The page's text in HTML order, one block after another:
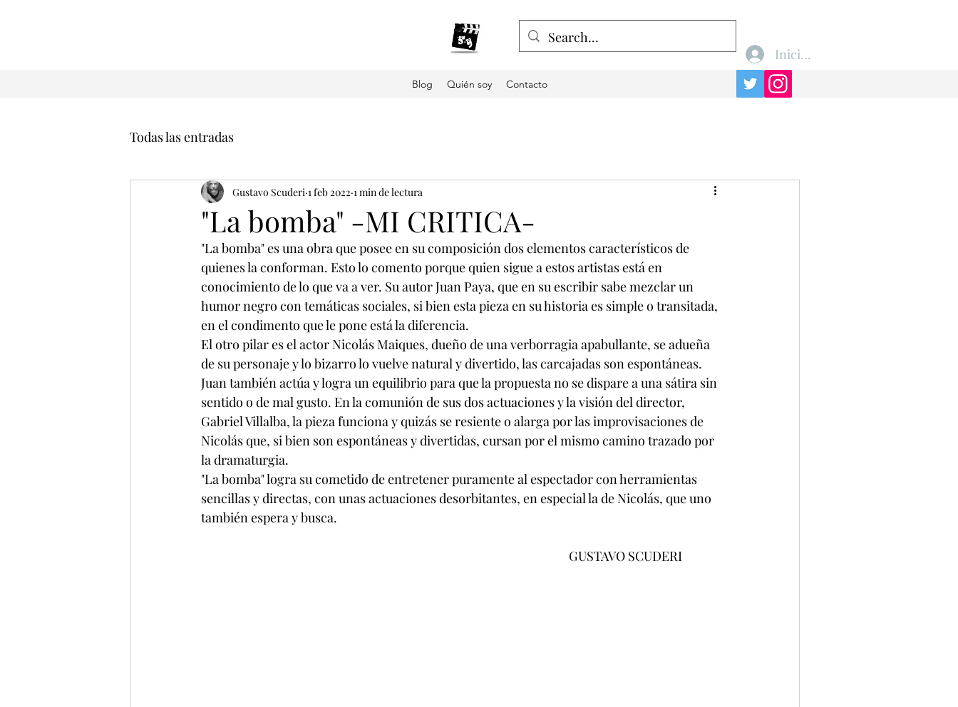
Blog Quién soy Contacto
Iniciar sesión
Todas las entradas
"La bomba" -MI CRITICA-
Gustavo Scuderi 1 feb 2022 1 min de lectura
"La bomba" es una obra que posee en su composición dos elementos característicos de
quienes la conforman. Esto lo comento porque quien sigue a estos artistas está en
conocimiento de lo que va a ver. Su autor Juan Paya, que en su escribir sabe mezclar un
humor negro con temáticas sociales, si bien esta pieza en su historia es simple o transitada,
en el condimento que le pone está la diferencia.
El otro pilar es el actor Nicolás Maiques, dueño de una verborragia apabullante, se adueña
de su personaje y lo bizarro lo vuelve natural y divertido, las carcajadas son espontáneas.
Juan también actúa y logra un equilibrio para que la propuesta no se dispare a una sátira sin
sentido o de mal gusto. En la comunión de sus dos actuaciones y la visión del director,
Gabriel Villalba, la pieza funciona y quizás se resiente o alarga por las improvisaciones de
Nicolás que, si bien son espontáneas y divertidas, cursan por el mismo camino trazado por
la dramaturgia.
"La bomba" logra su cometido de entretener puramente al espectador con herramientas
sencillas y directas, con unas actuaciones desorbitantes, en especial la de Nicolás, que uno
también espera y busca.
                                                                                                                                 GUSTAVO SCUDERI